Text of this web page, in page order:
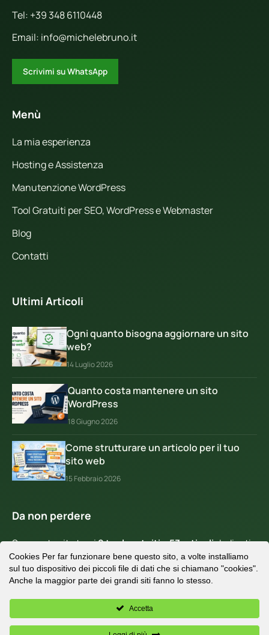
Tel: +39 348 6110448
Email: info@michelebruno.it
Scrivimi su WhatsApp
Menù
La mia esperienza
Hosting e Assistenza
Manutenzione WordPress
Tool Gratuiti per SEO, WordPress e Webmaster
Blog
Contatti
Ultimi Articoli
Ogni quanto bisogna aggiornare un sito
web?
14 Luglio 2026
Quanto costa mantenere un sito
WordPress
18 Giugno 2026
Come strutturare un articolo per il tuo
sito web
15 Febbraio 2026
Da non perdere
Su questo sito trovi9 tool gratuitie53 articolidedicati
a WordPress, SEO e sviluppo web.
Contattamiper una consulenza gratuita.
Cookies Per far funzionare bene questo sito, a volte installiamo
sul tuo dispositivo dei piccoli file di dati che si chiamano "cookies".
Anche la maggior parte dei grandi siti fanno lo stesso.
Accetta